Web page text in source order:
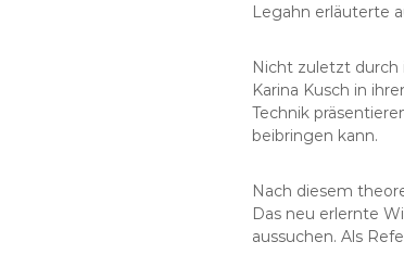
Legahn erläuterte
Nicht zuletzt durch
Karina Kusch in
Technik
beibringen kann.
Nach diesem
Das neu erlernte
aussuchen. Als